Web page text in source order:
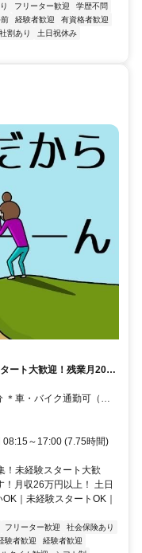
フリーター歓迎
学歴不問
経験者歓迎
有資格者歓迎
社割あり
土日祝休み
ート大歓迎！残業月20時
＊車・バイク通勤可（無
08:15～17:00 (7.75時間)
！未経験スタート大歓
月収26万円以上！ 土日
｜未経験スタートOK｜
フリーター歓迎
社会保険あり
験者歓迎
経験者歓迎